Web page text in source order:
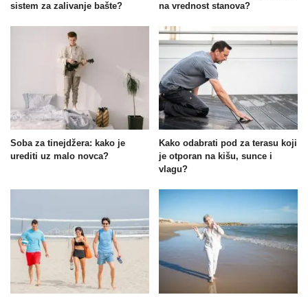
sistem za zalivanje bašte?
na vrednost stanova?
Soba za tinejdžera: kako je
urediti uz malo novca?
Kako odabrati pod za terasu koji
je otporan na kišu, sunce i
vlagu?